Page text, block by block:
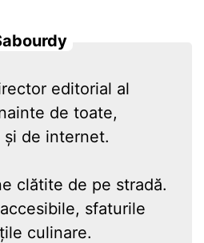
editorial al
de toate,
de internet.
clătite de pe stradă.
sfaturile
culinare.